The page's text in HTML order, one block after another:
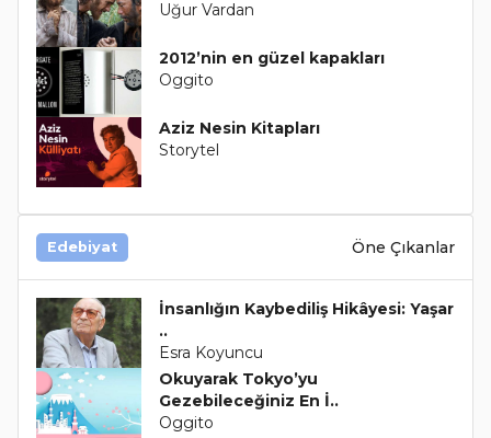
Uğur Vardan
2012’nin en güzel kapakları
Oggito
Aziz Nesin Kitapları
Storytel
Edebiyat Öne Çıkanlar
İnsanlığın Kaybediliş Hikâyesi: Yaşar
..
Esra Koyuncu
Okuyarak Tokyo’yu
Gezebileceğiniz En İ..
Oggito